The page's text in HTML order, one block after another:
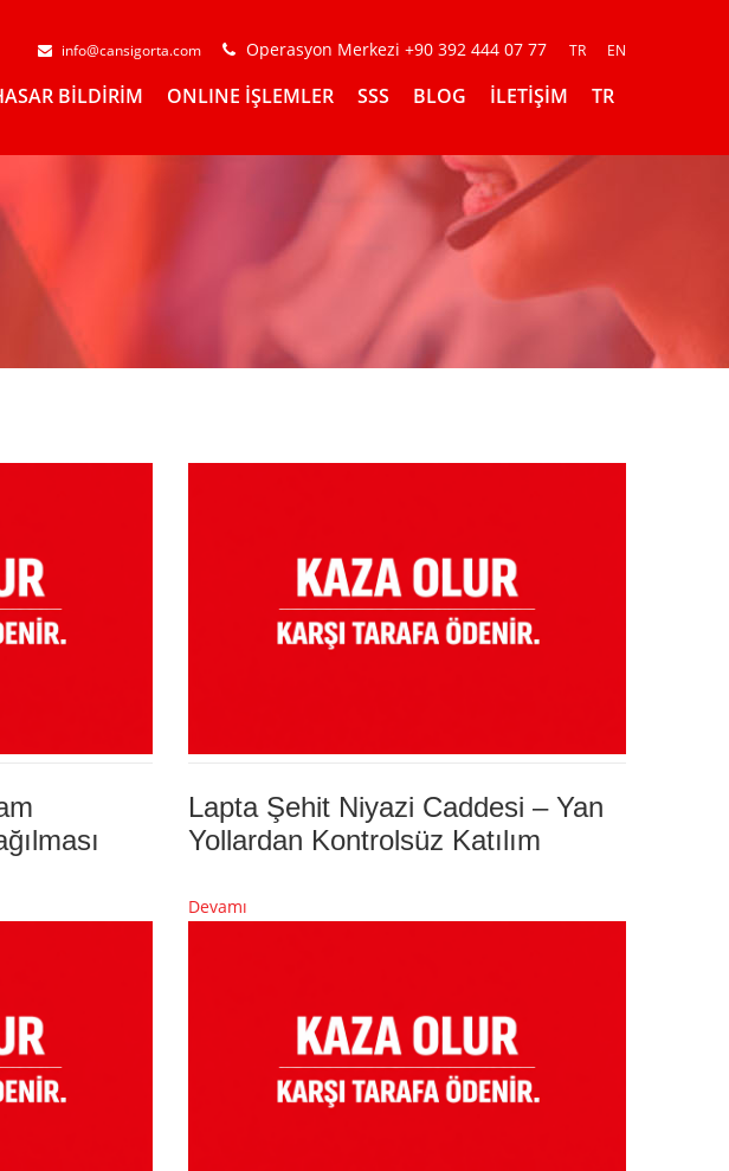
info@cansigorta.com Operasyon Merkezi +90 392 444 07 77 TR EN
BİLDİRİM ONLINE İŞLEMLER SSS BLOG İLETİŞİM TR
Lapta Şehit Niyazi Caddesi – Yan
Yollardan Kontrolsüz Katılım
Devamı